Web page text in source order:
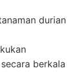
durian
berkala